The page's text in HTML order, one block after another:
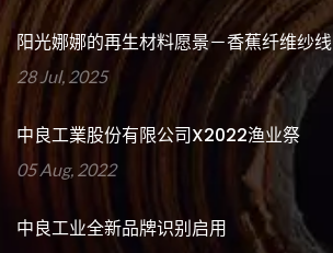
阳光娜娜的再生材料愿景－香蕉纤维纱线
28 Jul, 2025
中良工業股份有限公司x2022渔业祭
05 Aug, 2022
中良工业全新品牌识别启用